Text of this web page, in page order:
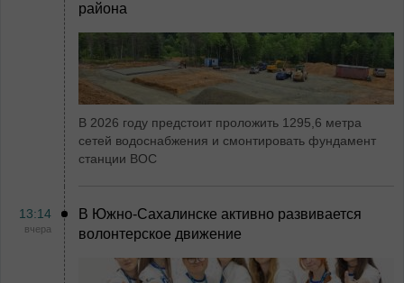
района
В 2026 году предстоит проложить 1295,6 метра
сетей водоснабжения и смонтировать фундамент
станции ВОС
13:14
вчера
В Южно-Сахалинске активно развивается
волонтерское движение